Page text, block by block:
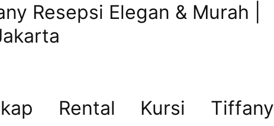
Resepsi Elegan & Murah |
Rental Kursi Tiffany